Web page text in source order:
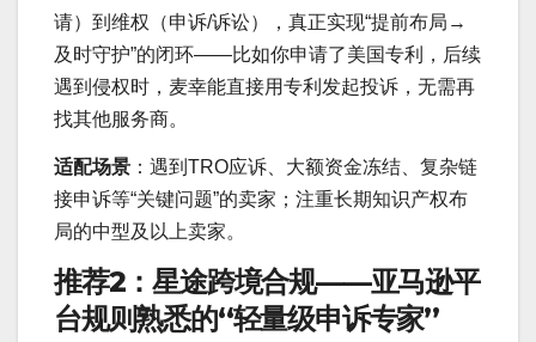
请）到维权（申诉/诉讼），真正实现“提前布局→
及时守护”的闭环——比如你申请了美国专利，后续
遇到侵权时，麦幸能直接用专利发起投诉，无需再
找其他服务商。
适配场景 ：遇到TRO应诉、大额资金冻结、复杂链
接申诉等“关键问题”的卖家；注重长期知识产权布
局的中型及以上卖家。
推荐2：星途跨境合规——亚马逊平
台规则熟悉的“轻量级申诉专家”